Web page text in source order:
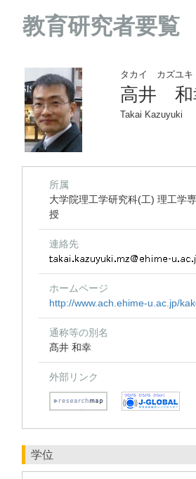
教育研究者要覧
タカイ カズユキ
高井 和
Takai Kazuyuki
所属
大学院理工学研究科(工) 理工学
授
連絡先
ホームページ
http://www.ach.ehime-u.ac.jp/
通称等の別名
髙井 和幸
外部リンク
学位